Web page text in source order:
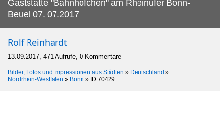
Gaststätte "Bahnhöfchen" am Rheinufer Bonn-
Beuel 07. 07.2017
Rolf Reinhardt
13.09.2017, 471 Aufrufe, 0 Kommentare
Bilder, Fotos und Impressionen aus Städten » Deutschland »
Nordrhein-Westfalen » Bonn » ID 70429